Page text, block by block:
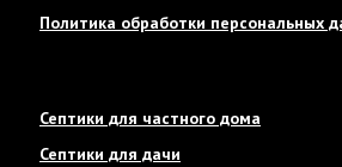
Политика обработки персональных
Септики для частного дома
Септики для дачи